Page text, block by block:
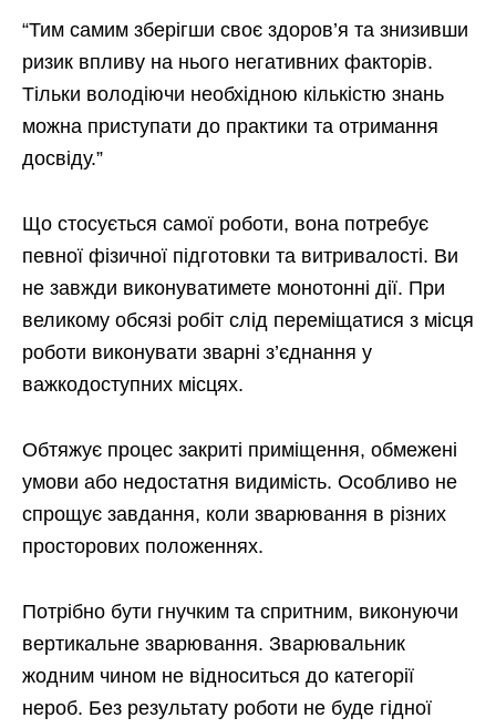
“Тим самим зберігши своє здоров’я та знизивши
ризик впливу на нього негативних факторів.
Тільки володіючи необхідною кількістю знань
можна приступати до практики та отримання
досвіду.”
Що стосується самої роботи, вона потребує
певної фізичної підготовки та витривалості. Ви
не завжди виконуватимете монотонні дії. При
великому обсязі робіт слід переміщатися з місця
роботи виконувати зварні з’єднання у
важкодоступних місцях.
Обтяжує процес закриті приміщення, обмежені
умови або недостатня видимість. Особливо не
спрощує завдання, коли зварювання в різних
просторових положеннях.
Потрібно бути гнучким та спритним, виконуючи
вертикальне зварювання. Зварювальник
жодним чином не відноситься до категорії
нероб. Без результату роботи не буде гідної